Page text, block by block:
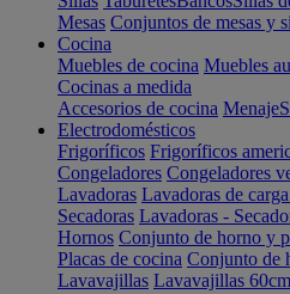
Mesas Conjuntos de mesas y
Cocina
Muebles de cocina Muebles
Cocinas a medida
Accesorios de cocina Menaje
Electrodomésticos
Frigoríficos Frigoríficos
Congeladores Congeladores
Lavadoras Lavadoras de
Secadoras Lavadoras -
Hornos Conjunto de horno y
Placas de cocina Conjunto de
Lavavajillas Lavavajillas 60cm